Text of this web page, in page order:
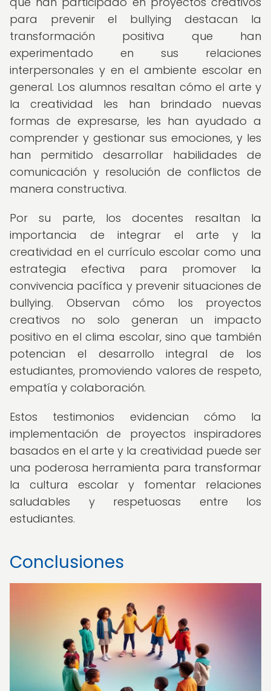
para prevenir el bullying destacan la
transformación positiva que han
experimentado en sus relaciones
interpersonales y en el ambiente escolar en
general. Los alumnos resaltan cómo el arte y
la creatividad les han brindado nuevas
formas de expresarse, les han ayudado a
comprender y gestionar sus emociones, y les
han permitido desarrollar habilidades de
comunicación y resolución de conflictos de
manera constructiva.
Por su parte, los docentes resaltan la
importancia de integrar el arte y la
creatividad en el currículo escolar como una
estrategia efectiva para promover la
convivencia pacífica y prevenir situaciones de
bullying. Observan cómo los proyectos
creativos no solo generan un impacto
positivo en el clima escolar, sino que también
potencian el desarrollo integral de los
estudiantes, promoviendo valores de respeto,
empatía y colaboración.
Estos testimonios evidencian cómo la
implementación de proyectos inspiradores
basados en el arte y la creatividad puede ser
una poderosa herramienta para transformar
la cultura escolar y fomentar relaciones
saludables y respetuosas entre los
estudiantes.
Conclusiones